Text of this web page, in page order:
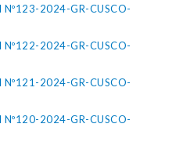
Nº123-2024-GR-CUSCO-
Nº122-2024-GR-CUSCO-
Nº121-2024-GR-CUSCO-
Nº120-2024-GR-CUSCO-